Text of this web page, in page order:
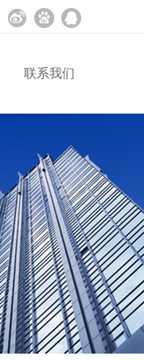
联系我们